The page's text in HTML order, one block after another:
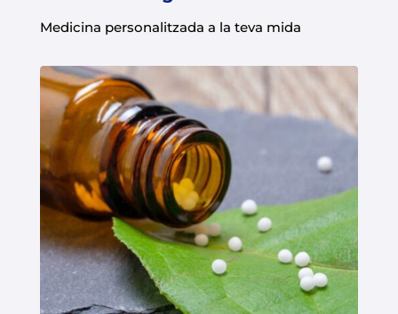
Medicina personalitzada a la teva mida